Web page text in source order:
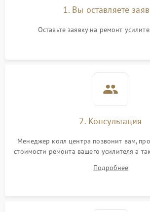
1. Вы оставляете
Оставьте заявку на ремонт
2. Консультация
Менеджер колл центра позвонит вам,
стоимости ремонта вашего усилителя а
Подробнее